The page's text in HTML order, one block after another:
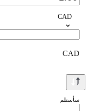
CAD
CAD
سأستلم